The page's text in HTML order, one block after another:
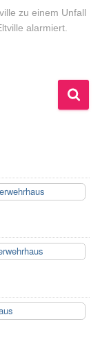
zu einem Unfall
alarmiert.